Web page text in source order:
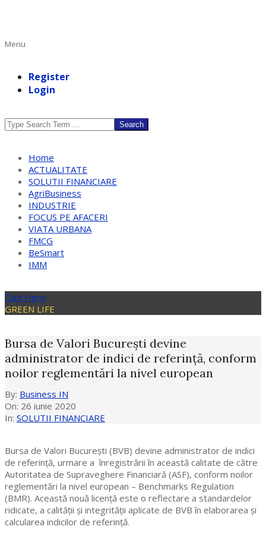
Primary
Menu
Register
Login
Search
Home
ACTUALITATE
SOLUTII FINANCIARE
AgriBusiness
INDUSTRIE
FOCUS PE AFACERI
VIATA URBANA
FMCG
BeSmart
IMM
Click Here
GREEN LIFE
Bursa de Valori București devine
administrator de indici de referință, conform
noilor reglementări la nivel european
By: Business IN
On: 26 iunie 2020
In: SOLUTII FINANCIARE
Bursa de Valori București (BVB) devine administrator de indici
de referință, urmare a înregistrării în această calitate de către
Autoritatea de Supraveghere Financiară (ASF), conform noilor
reglementări la nivel european – Benchmarks Regulation
(BMR). Această nouă licență este o reflectare a standardelor
ridicate, a calității și integrității aplicate de BVB în elaborarea și
calcularea indicilor de referință.